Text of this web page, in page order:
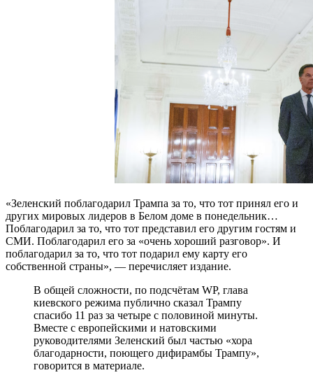
«Зеленский поблагодарил Трампа за то, что тот принял его и
других мировых лидеров в Белом доме в понедельник…
Поблагодарил за то, что тот представил его другим гостям и
СМИ. Поблагодарил его за «очень хороший разговор». И
поблагодарил за то, что тот подарил ему карту его
собственной страны», — перечисляет издание.
В общей сложности, по подсчётам WP, глава
киевского режима публично сказал Трампу
спасибо 11 раз за четыре с половиной минуты.
Вместе с европейскими и натовскими
руководителями Зеленский был частью «хора
благодарности, поющего дифирамбы Трампу»,
говорится в материале.